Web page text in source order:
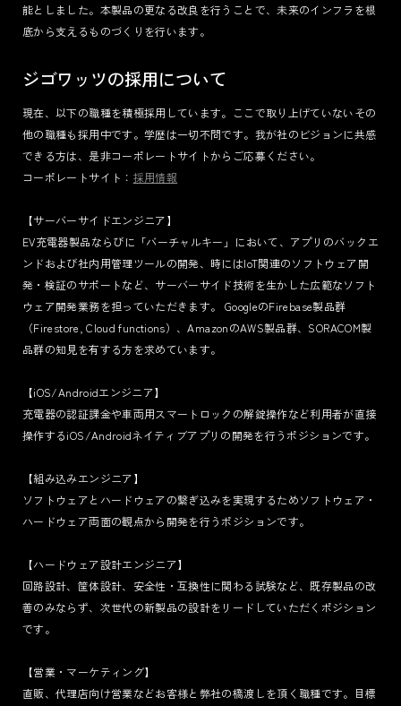
能としました。本製品の更なる改良を行うことで、未来のインフラを根
底から支えるものづくりを行います。
ジゴワッツの採用について
現在、以下の職種を積極採用しています。ここで取り上げていないその
他の職種も採用中です。学歴は一切不問です。我が社のビジョンに共感
できる方は、是非コーポレートサイトからご応募ください。
コーポレートサイト： 採用情報
【サーバーサイドエンジニア】
EV充電器製品ならびに「バーチャルキー」において、アプリのバックエ
ンドおよび社内用管理ツールの開発、時にはIoT関連のソフトウェア開
発・検証のサポートなど、サーバーサイド技術を生かした広範なソフト
ウェア開発業務を担っていただきます。 GoogleのFirebase製品群
（Firestore, Cloud functions）、AmazonのAWS製品群、SORACOM製
品群の知見を有する方を求めています。
【iOS/Androidエンジニア】
充電器の認証課金や車両用スマートロックの解錠操作など利用者が直接
操作するiOS/Androidネイティブアプリの開発を行うポジションです。
【組み込みエンジニア】
ソフトウェアとハードウェアの繋ぎ込みを実現するためソフトウェア・
ハードウェア両面の観点から開発を行うポジションです。
【ハードウェア設計エンジニア】
回路設計、筐体設計、安全性・互換性に関わる試験など、既存製品の改
善のみならず、次世代の新製品の設計をリードしていただくポジション
です。
【営業・マーケティング】
直販、代理店向け営業などお客様と弊社の橋渡しを頂く職種です。目標